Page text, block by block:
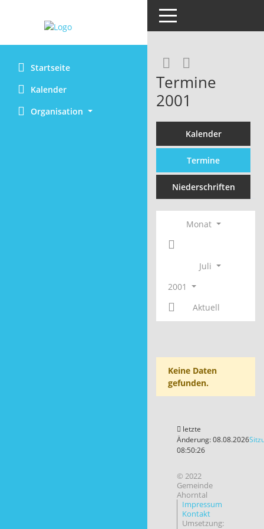
Startseite
Kalender
Organisation
Toggle navigation
Termine
2001
Kalender
Termine
Niederschriften
Monat
Juli
2001
Aktuell
Keine Daten
gefunden.
letzte
Änderung: 08.08.2026
08:50:26
© 2022
Gemeinde
Ahorntal
Impressum
Kontakt
Umsetzung: